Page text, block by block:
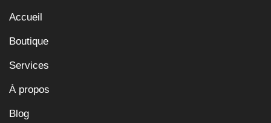
Accueil
Boutique
Services
À propos
Blog